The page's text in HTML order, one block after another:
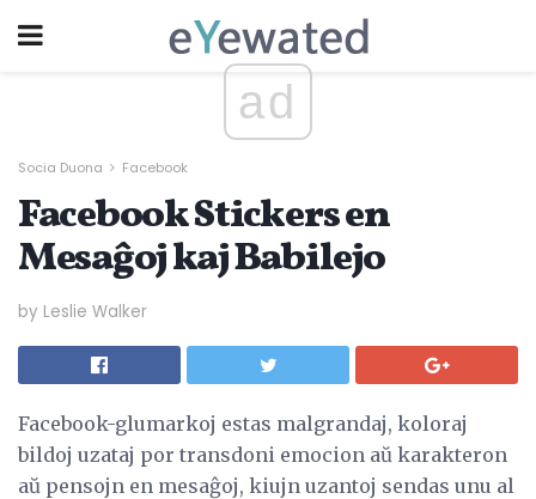
ad
Socia Duona Facebook
Facebook Stickers en
Mesaĝoj kaj Babilejo
by Leslie Walker
Facebook-glumarkoj estas malgrandaj, koloraj
bildoj uzataj por transdoni emocion aŭ karakteron
aŭ pensojn en mesaĝoj, kiujn uzantoj sendas unu al